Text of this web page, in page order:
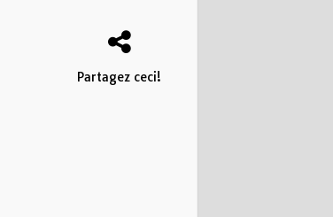
Partagez ceci!